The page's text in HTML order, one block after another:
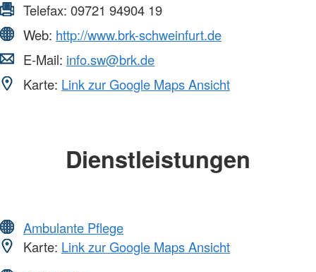
Telefax: 09721 94904 19
Web: http://www.brk-schweinfurt.de
E-Mail: info.sw@brk.de
Karte: Link zur Google Maps Ansicht
Dienstleistungen
Ambulante Pflege
Karte: Link zur Google Maps Ansicht